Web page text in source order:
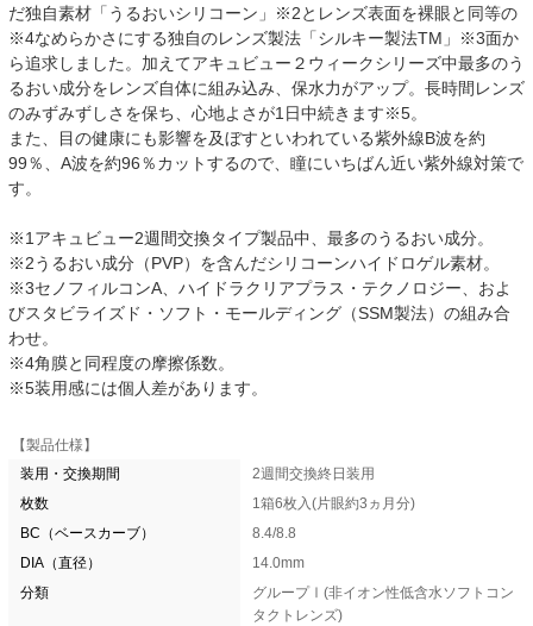
だ独自素材「うるおいシリコーン」※2とレンズ表面を裸眼と同等の
※4なめらかさにする独自のレンズ製法「シルキー製法TM」※3面か
ら追求しました。加えてアキュビュー２ウィークシリーズ中最多のう
るおい成分をレンズ自体に組み込み、保水力がアップ。長時間レンズ
のみずみずしさを保ち、心地よさが1日中続きます※5。
また、目の健康にも影響を及ぼすといわれている紫外線B波を約
99％、A波を約96％カットするので、瞳にいちばん近い紫外線対策で
す。
※1アキュビュー2週間交換タイプ製品中、最多のうるおい成分。
※2うるおい成分（PVP）を含んだシリコーンハイドロゲル素材。
※3セノフィルコンA、ハイドラクリアプラス・テクノロジー、およ
びスタビライズド・ソフト・モールディング（SSM製法）の組み合
わせ。
※4角膜と同程度の摩擦係数。
※5装用感には個人差があります。
【製品仕様】
装用・交換期間
2週間交換終日装用
枚数
1箱6枚入(片眼約3ヵ月分)
BC（ベースカーブ）
8.4/8.8
DIA（直径）
14.0mm
分類
グループⅠ(非イオン性低含水ソフトコン
タクトレンズ)